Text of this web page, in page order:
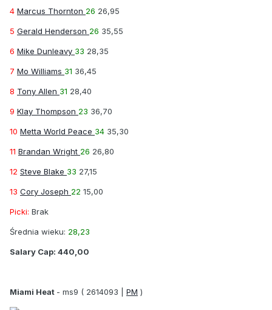
4 Marcus Thornton 26 26,95
5 Gerald Henderson 26 35,55
6 Mike Dunleavy 33 28,35
7 Mo Williams 31 36,45
8 Tony Allen 31 28,40
9 Klay Thompson 23 36,70
10 Metta World Peace 34 35,30
11 Brandan Wright 26 26,80
12 Steve Blake 33 27,15
13 Cory Joseph 22 15,00
Picki: Brak
Średnia wieku: 28,23
Salary Cap: 440,00
Miami Heat - ms9 ( 2614093 | PM )